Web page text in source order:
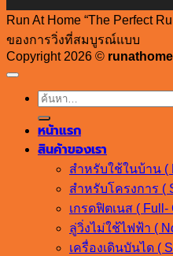
Run At Home “The Perfect
ของการวิ่งที่สมบูรณ์แบบ
Copyright 2026 ©
ค้นหา:
หน้าแรก
สินค้าของเรา
สำหรับใช้ในบ้าน (
สำหรับโครงการ (
เกรดฟิตเนส ( Full-
ลู่วิ่งไม่ใช้ไฟฟ้า (
เครื่องเดินบันได (